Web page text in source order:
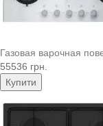
Газовая варочная
55536 грн.
Купити